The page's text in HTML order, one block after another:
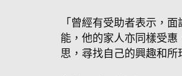
「曾經有受助者表示，
能，他的家人亦同樣受
思，尋找自己的興趣和所